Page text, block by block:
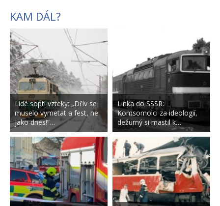
KAM DÁL?
Lidé soptí vzteky: „Dřív se
muselo vymetat a fest, ne
jako dnes!“…
Linka do SSSR:
Komsomolci za ideologií,
dežurný si mastil k…